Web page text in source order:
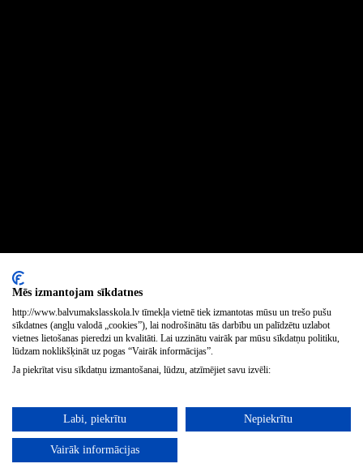
Mēs izmantojam sīkdatnes
http://www.balvumakslasskola.lv tīmekļa vietnē tiek izmantotas mūsu un trešo pušu
sīkdatnes (angļu valodā „cookies”), lai nodrošinātu tās darbību un palīdzētu uzlabot
vietnes lietošanas pieredzi un kvalitāti. Lai uzzinātu vairāk par mūsu sīkdatņu politiku,
lūdzam noklikšķināt uz pogas “Vairāk informācijas”.
Ja piekrītat visu sīkdatņu izmantošanai, lūdzu, atzīmējiet savu izvēli:
Labi, piekrītu Nepiekrītu
Vairāk informācijas